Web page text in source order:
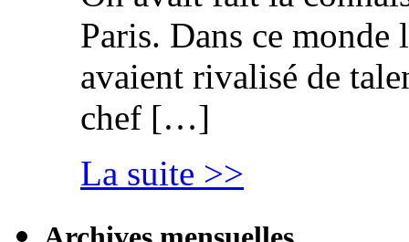
Paris. Dans ce
avaient rivalisé de
chef […]
La suite >>